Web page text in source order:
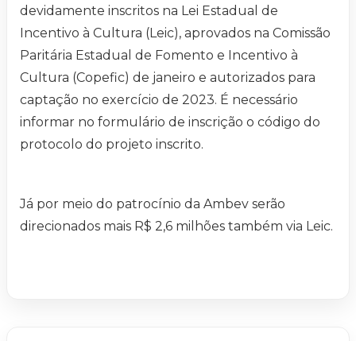
devidamente inscritos na Lei Estadual de
Incentivo à Cultura (Leic), aprovados na Comissão
Paritária Estadual de Fomento e Incentivo à
Cultura (Copefic) de janeiro e autorizados para
captação no exercício de 2023. É necessário
informar no formulário de inscrição o código do
protocolo do projeto inscrito.
Já por meio do patrocínio da Ambev serão
direcionados mais R$ 2,6 milhões também via Leic.